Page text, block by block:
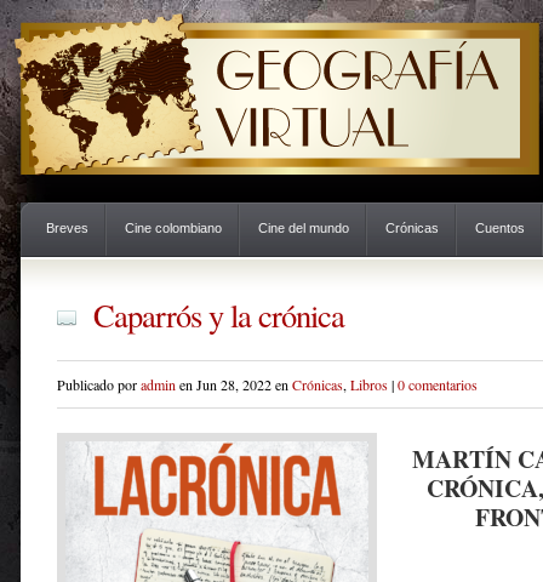
Breves Cine colombiano Cine del mundo Crónicas Cuentos
Caparrós y la crónica
Publicado poradmin en Jun 28, 2022 en Crónicas, Libros|0 comentarios
MARTÍN